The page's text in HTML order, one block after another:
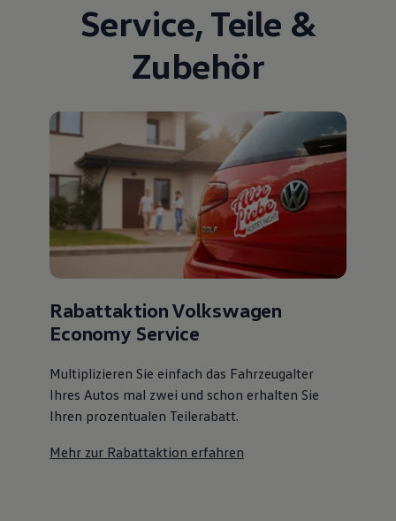
Service, Teile &
Zubehör
Rabattaktion Volkswagen
Economy Service
Multiplizieren Sie einfach das Fahrzeugalter
Ihres Autos mal zwei und schon erhalten Sie
Ihren prozentualen Teilerabatt.
Mehr zur Rabattaktion erfahren